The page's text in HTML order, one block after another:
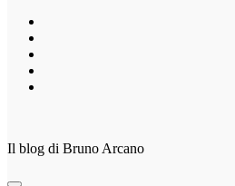
Il blog di Bruno Arcano